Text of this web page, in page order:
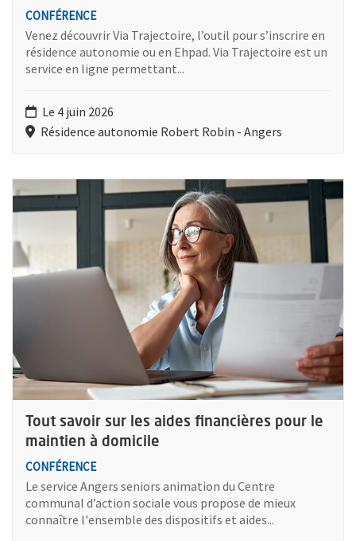
CONFÉRENCE
Venez découvrir Via Trajectoire, l’outil pour s’inscrire en
résidence autonomie ou en Ehpad. Via Trajectoire est un
service en ligne permettant...
Le 4 juin 2026
Résidence autonomie Robert Robin - Angers
Tout savoir sur les aides financières pour le
maintien à domicile
CONFÉRENCE
Le service Angers seniors animation du Centre
communal d’action sociale vous propose de mieux
connaître l'ensemble des dispositifs et aides...
Plus d'information sur l'évènement : Tout savoir sur les aides